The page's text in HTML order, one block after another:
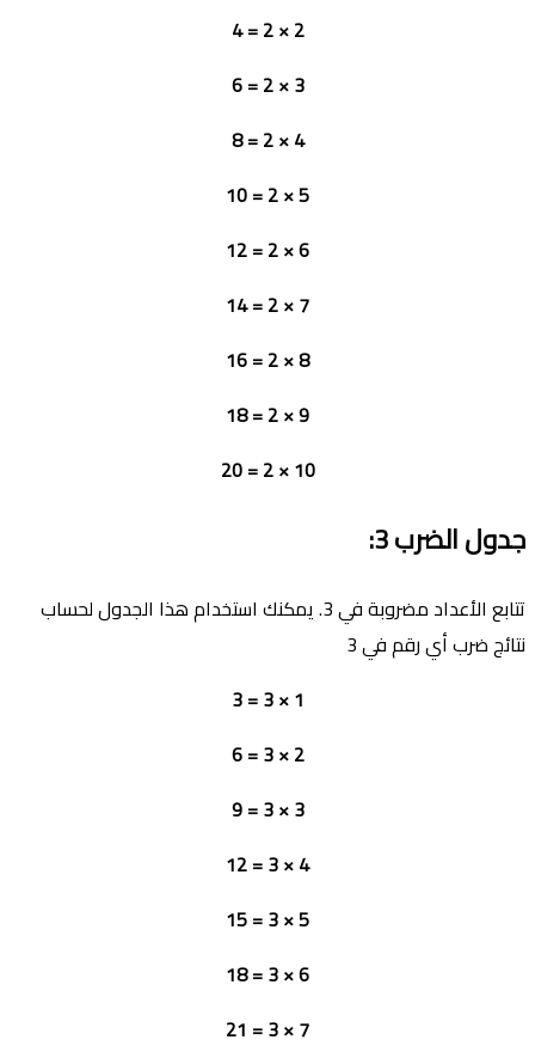
2 × 2 = 4
3 × 2 = 6
4 × 2 = 8
5 × 2 = 10
6 × 2 = 12
7 × 2 = 14
8 × 2 = 16
9 × 2 = 18
10 × 2 = 20
جدول الضرب3:
تتابع الأعداد مضروبة في 3. يمكنك استخدام هذا الجدول لحساب
نتائج ضرب أي رقم في 3
2 × 3 = 6
3 × 3 = 9
4 × 3 = 12
5 × 3 = 15
6 × 3 = 18
7 × 3 = 21